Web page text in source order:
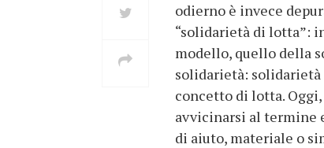
odierno è invece
“solidarietà di lotta”:
modello, quello della
solidarietà:
concetto di lotta.
avvicinarsi al termine
di aiuto, materiale o